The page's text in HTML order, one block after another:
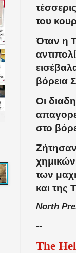
του
Όταν η
βόρεια
Οι
στο
των
και της
North
--
The